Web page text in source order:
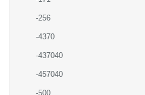
-256
-4370
-437040
-457040
-500